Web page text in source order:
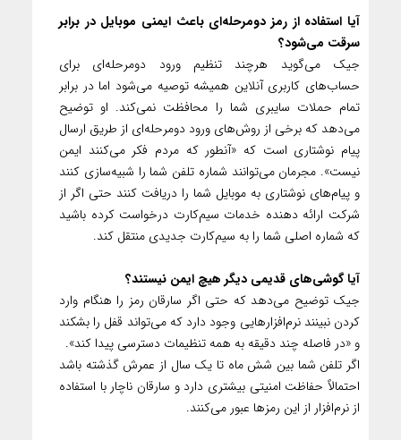
آیا استفاده از رمز دو‌مرحله‌ای باعث ایمنی موبایل در برابر
سرقت می‌شود؟
جیک می‌گوید هرچند تنظیم ورود دو‌مرحله‌ای برای
حساب‌های کاربری آنلاین همیشه توصیه می‌شود اما در برابر
تمام حملات سایبری شما را محافظت نمی‌کند. او توضیح
می‌دهد که برخی از روش‌های ورود دو‌مرحله‌ای از طریق ارسال
پیام نوشتاری است که «آنطور که مردم فکر می‌کنند ایمن
نیست». مجرمان می‌توانند شماره تلفن شما را شبیه‌سازی کنند
و پیام‌های نوشتاری به موبایل شما را دریافت کنند حتی اگر از
شرکت ارائه دهنده خدمات سیم‌کارت درخواست کرده باشید
که شماره اصلی شما را به سیم‌کارت جدیدی منتقل کند.
آیا گوشی‌های قدیمی دیگر هیچ ایمن نیستند؟
جیک توضیح می‌دهد که حتی اگر سارقان رمز را هنگام وارد
کردن نبینند نرم‌افزار‌هایی وجود دارد که می‌تواند قفل را بشکند
و «در فاصله چند دقیقه به همه تنظیمات دسترسی پیدا کند».
اگر تلفن شما بین شش ماه تا یک سال از عمرش گذشته باشد
احتمالاً حفاظت امنیتی بیشتری دارد و سارقان ناچار با استفاده
از نرم‌افزار از این رمز‌ها عبور می‌کنند.